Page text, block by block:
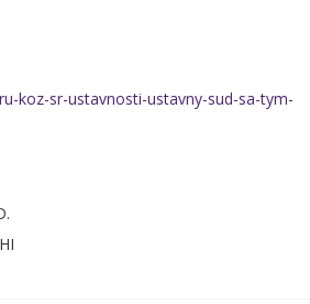
koz-sr-ustavnosti-ustavny-sud-sa-tym-